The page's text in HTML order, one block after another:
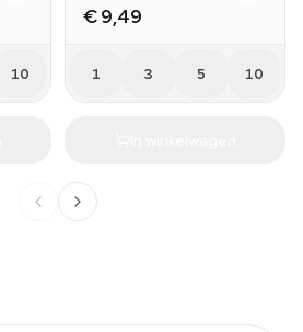
10
€ 9,49
1 3 5 10